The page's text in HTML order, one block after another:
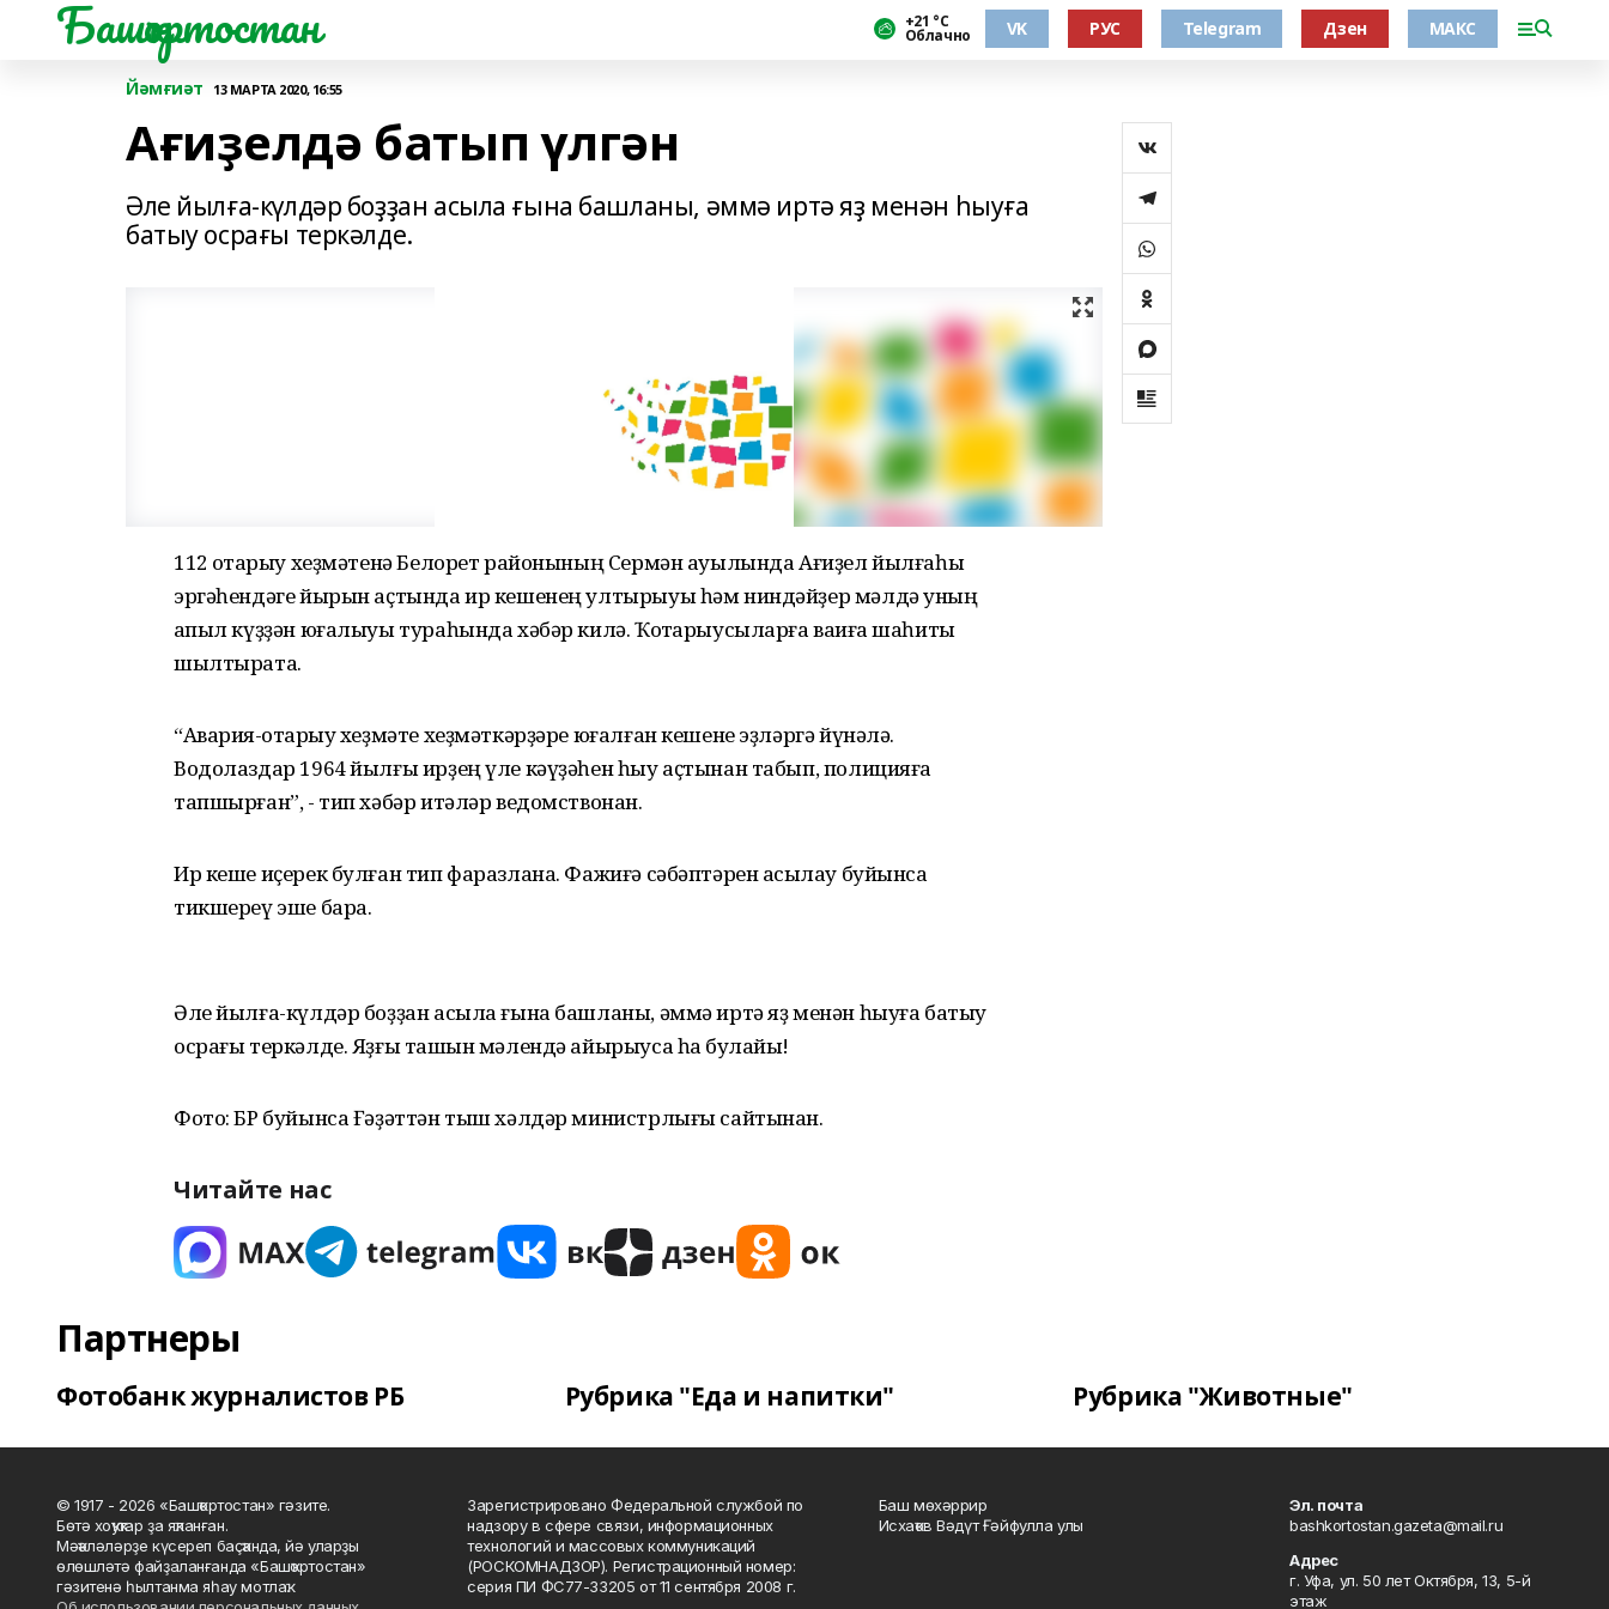
Башҡортостан +21 °С
Облачно VK РУС Telegram Дзен МАКС
Йәмғиәт 13 МАРТА 2020, 16:55
Ағиҙелдә батып үлгән
Әле йылға-күлдәр боҙҙан асыла ғына башланы, әммә иртә яҙ менән һыуға
батыу осрағы теркәлде.
112 ҡотҡарыу хеҙмәтенә Белорет районының Сермән ауылында Ағиҙел йылғаһы
эргәһендәге йырын аҫтында ир кешенең ултырыуы һәм ниндәйҙер мәлдә уның
ҡапыл күҙҙән юғалыуы тураһында хәбәр килә. Ҡотҡарыусыларға ваҡиға шаһиты
шылтырата.
“Авария-ҡотҡарыу хеҙмәте хеҙмәткәрҙәре юғалған кешене эҙләргә йүнәлә.
Водолаздар 1964 йылғы ирҙең үле кәүҙәһен һыу аҫтынан табып, полицияға
тапшырған”, - тип хәбәр итәләр ведомствонан.
Ир кеше иҫерек булған тип фаразлана. Фажиғә сәбәптәрен асыҡлау буйынса
тикшереү эше бара.
Әле йылға-күлдәр боҙҙан асыла ғына башланы, әммә иртә яҙ менән һыуға батыу
осрағы теркәлде. Яҙғы ташҡын мәлендә айырыуса һаҡ булайыҡ!
Фото: БР буйынса Ғәҙәттән тыш хәлдәр министрлығы сайтынан.
Читайте нас
Партнеры
Фотобанк журналистов РБ Рубрика "Еда и напитки" Рубрика "Животные"
© 1917 - 2026 «Башҡортостан» гәзите.
Бөтә хоҡуҡтар ҙа яҡланған.
Мәҡәләләрҙе күсереп баҫҡанда, йә уларҙы
өлөшләтә файҙаланғанда «Башҡортостан»
гәзитенә һылтанма яһау мотлаҡ.
Зарегистрировано Федеральной службой по
надзору в сфере связи, информационных
технологий и массовых коммуникаций
(РОСКОМНАДЗОР). Регистрационный номер:
серия ПИ ФС77-33205 от 11 сентября 2008 г.
Баш мөхәррир
Исхаҡов Вәдүт Ғәйфулла улы
Эл. почта
bashkortostan.gazeta@mail.ru
Адрес
г. Уфа, ул. 50 лет Октября, 13, 5-й
этаж